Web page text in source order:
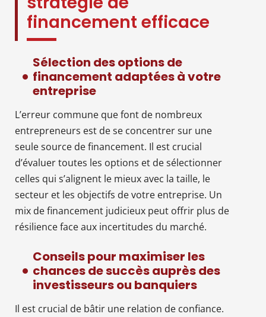
financement efficace
Sélection des options de
financement adaptées à votre
entreprise
L’erreur commune que font de nombreux
entrepreneurs est de se concentrer sur une
seule source de financement. Il est crucial
d’évaluer toutes les options et de sélectionner
celles qui s’alignent le mieux avec la taille, le
secteur et les objectifs de votre entreprise. Un
mix de financement judicieux peut offrir plus de
résilience face aux incertitudes du marché.
Conseils pour maximiser les
chances de succès auprès des
investisseurs ou banquiers
Il est crucial de bâtir une relation de confiance.